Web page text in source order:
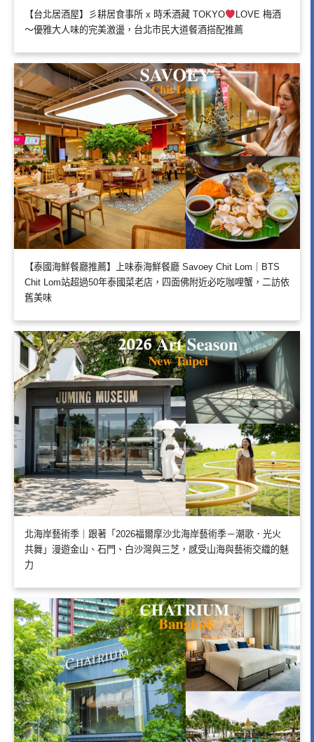
【台北居酒屋】彡耕居食事所 x 時禾酒藏 TOKYO
LOVE 梅酒
～優雅大人味的完美激盪，台北市民大道餐酒搭配推薦
【泰國海鮮餐廳推薦】上味泰海鮮餐廳 Savoey Chit Lom｜BTS
Chit Lom站超過50年泰國菜老店，四面佛附近必吃咖哩蟹，二訪依
舊美味
北海岸藝術季｜跟著「2026福爾摩沙北海岸藝術季－潮歌．光火
共舞」漫遊金山、石門、白沙灣與三芝，感受山海與藝術交織的魅
力